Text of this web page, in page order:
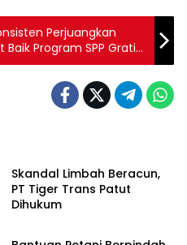
Perjuangkan
Program SPP Gratis
Skandal Limbah Beracun,
PT Tiger Trans Patut
Dihukum
INVESTIGASI